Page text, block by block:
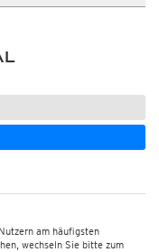
am häufigsten
wechseln Sie bitte zum